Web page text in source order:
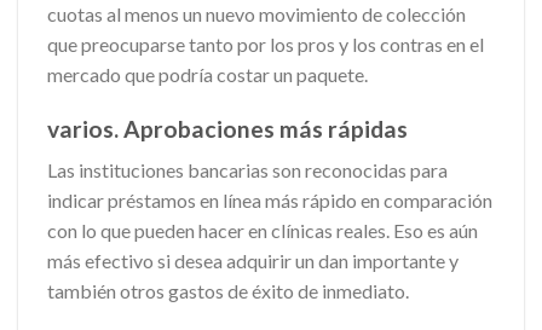
cuotas al menos un nuevo movimiento de colección
que preocuparse tanto por los pros y los contras en el
mercado que podría costar un paquete.
varios. Aprobaciones más rápidas
Las instituciones bancarias son reconocidas para
indicar préstamos en línea más rápido en comparación
con lo que pueden hacer en clínicas reales. Eso es aún
más efectivo si desea adquirir un dan importante y
también otros gastos de éxito de inmediato.